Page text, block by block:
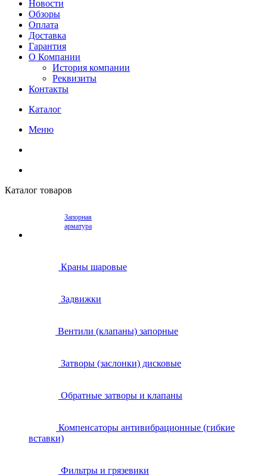
Новости
Обзоры
Оплата
Доставка
Гарантия
О Компании
История компании
Реквизиты
Контакты
Каталог
Меню
Каталог товаров
Запорная
арматура
Краны шаровые
Задвижки
Вентили (клапаны) запорные
Затворы (заслонки) дисковые
Обратные затворы и клапаны
Компенсаторы антивибрационные (гибкие
вставки)
Фильтры и грязевики